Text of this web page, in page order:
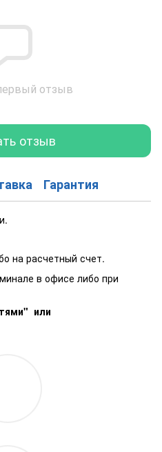
отзыв
отзыв
Гарантия
на расчетный счет.
в офисе либо при
или